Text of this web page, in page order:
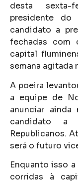
desta sexta-
presidente do
candidato a
fechadas com
capital
semana agitada
A poeira
a equipe de
anunciar
candidato a
Republicanos.
será o futuro
Enquanto isso
corridas à